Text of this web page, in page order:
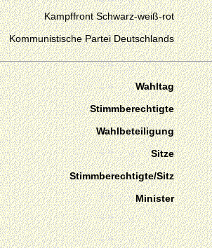
Kampffront Schwarz-weiß-rot
Kommunistische Partei Deutschlands
Wahltag
Stimmberechtigte
Wahlbeteiligung
Sitze
Stimmberechtigte/Sitz
Minister